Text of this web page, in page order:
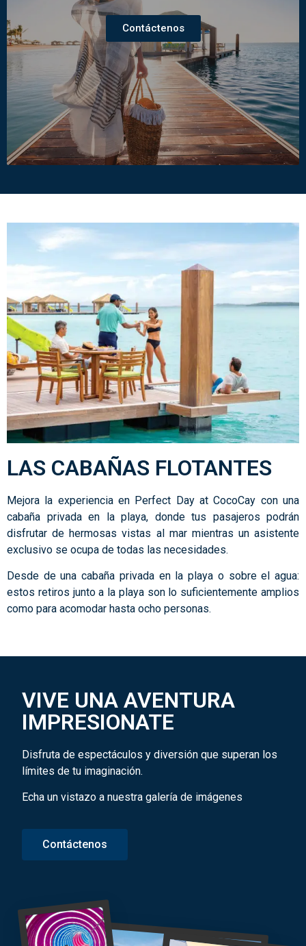
Contáctenos
LAS CABAÑAS FLOTANTES
Mejora la experiencia en Perfect Day at CocoCay con una
cabaña privada en la playa, donde tus pasajeros podrán
disfrutar de hermosas vistas al mar mientras un asistente
exclusivo se ocupa de todas las necesidades.
Desde de una cabaña privada en la playa o sobre el agua:
estos retiros junto a la playa son lo suficientemente amplios
como para acomodar hasta ocho personas.
VIVE UNA AVENTURA
IMPRESIONATE
Disfruta de espectáculos y diversión que superan los
límites de tu imaginación.
Echa un vistazo a nuestra galería de imágenes
Contáctenos